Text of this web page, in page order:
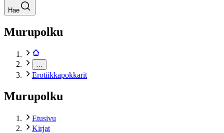
Hae
Murupolku
Erotiikkapokkarit
Murupolku
Etusivu
Kirjat